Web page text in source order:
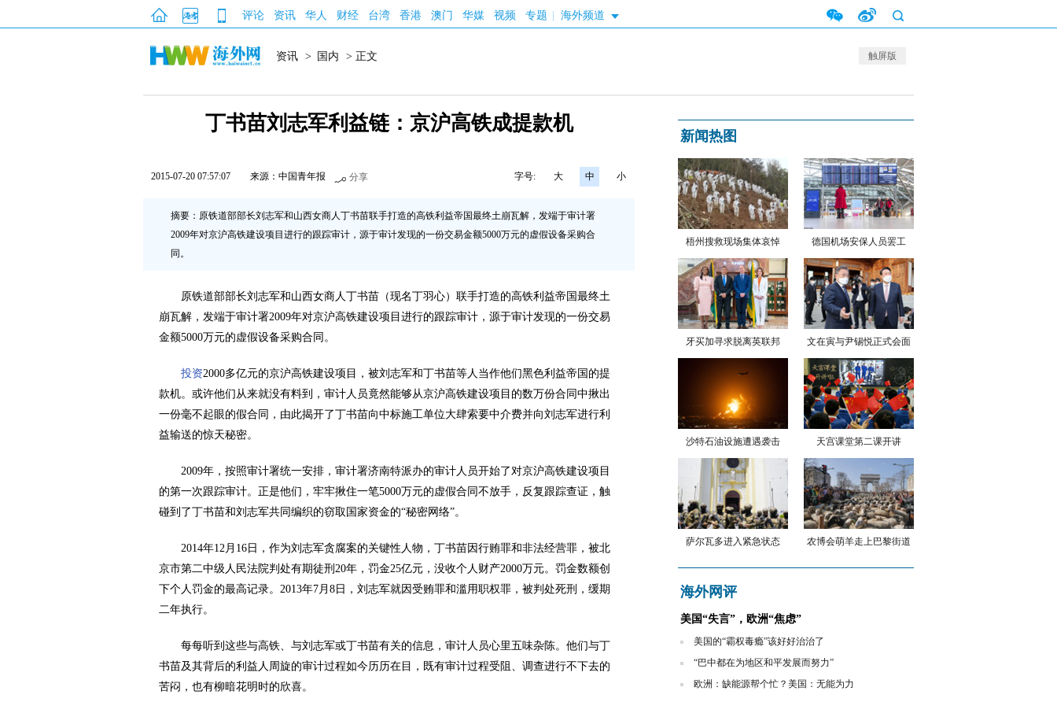
评论 资讯 华人 财经 台湾 香港 澳门 华媒 视频 专题 海外频道
触屏版
资讯 > 国内 > 正文
丁书苗刘志军利益链：京沪高铁成提款机
2015-07-20 07:57:07 来源：中国青年报 分享 字号: 大 中 小
摘要：原铁道部部长刘志军和山西女商人丁书苗联手打造的高铁利益帝国最终土崩瓦解，发端于审计署
2009年对京沪高铁建设项目进行的跟踪审计，源于审计发现的一份交易金额5000万元的虚假设备采购合
同。
原铁道部部长刘志军和山西女商人丁书苗（现名丁羽心）联手打造的高铁利益帝国最终土
崩瓦解，发端于审计署2009年对京沪高铁建设项目进行的跟踪审计，源于审计发现的一份交易
金额5000万元的虚假设备采购合同。
投资2000多亿元的京沪高铁建设项目，被刘志军和丁书苗等人当作他们黑色利益帝国的提
款机。或许他们从来就没有料到，审计人员竟然能够从京沪高铁建设项目的数万份合同中揪出
一份毫不起眼的假合同，由此揭开了丁书苗向中标施工单位大肆索要中介费并向刘志军进行利
益输送的惊天秘密。
2009年，按照审计署统一安排，审计署济南特派办的审计人员开始了对京沪高铁建设项目
的第一次跟踪审计。正是他们，牢牢揪住一笔5000万元的虚假合同不放手，反复跟踪查证，触
碰到了丁书苗和刘志军共同编织的窃取国家资金的“秘密网络”。
2014年12月16日，作为刘志军贪腐案的关键性人物，丁书苗因行贿罪和非法经营罪，被北
京市第二中级人民法院判处有期徒刑20年，罚金25亿元，没收个人财产2000万元。罚金数额创
下个人罚金的最高记录。2013年7月8日，刘志军就因受贿罪和滥用职权罪，被判处死刑，缓期
二年执行。
每每听到这些与高铁、与刘志军或丁书苗有关的信息，审计人员心里五味杂陈。他们与丁
书苗及其背后的利益人周旋的审计过程如今历历在目，既有审计过程受阻、调查进行不下去的
苦闷，也有柳暗花明时的欣喜。
新闻热图
梧州搜救现场集体哀悼 德国机场安保人员罢工
牙买加寻求脱离英联邦 文在寅与尹锡悦正式会面
沙特石油设施遭遇袭击 天宫课堂第二课开讲
萨尔瓦多进入紧急状态 农博会萌羊走上巴黎街道
海外网评
美国“失言”，欧洲“焦虑”
美国的“霸权毒瘾”该好好治治了
“巴中都在为地区和平发展而努力”
欧洲：缺能源帮个忙？美国：无能为力